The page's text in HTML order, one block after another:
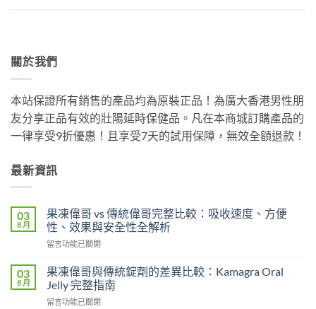
關於我們
本站保證所有銷售的產品均為原裝正品！為廣大香港男性朋
友分享正品有效的壯陽延時保健品。凡在本商城訂購產品的
一律享受9折優惠！且享受7天的試用保障，無效全額退款！
最新資訊
03
8 月
果凍偉哥 vs 傳統偉哥完整比較：吸收速度、方便
性、效果與安全性全解析
在
凍
偉
哥
vs
留言功能已關閉
03
8 月
果凍偉哥與傳統錠劑的差異比較：Kamagra Oral
Jelly 完整指南
在
留言功能已關閉